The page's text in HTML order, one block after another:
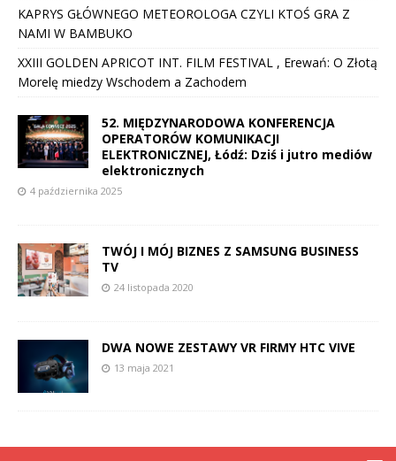
KAPRYS GŁÓWNEGO METEOROLOGA CZYLI KTOŚ GRA Z
NAMI W BAMBUKO
XXIII GOLDEN APRICOT INT. FILM FESTIVAL , Erewań: O Złotą
Morelę miedzy Wschodem a Zachodem
52. MIĘDZYNARODOWA KONFERENCJA
OPERATORÓW KOMUNIKACJI
ELEKTRONICZNEJ, Łódź: Dziś i jutro mediów
elektronicznych
4 października 2025
TWÓJ I MÓJ BIZNES Z SAMSUNG BUSINESS
TV
24 listopada 2020
DWA NOWE ZESTAWY VR FIRMY HTC VIVE
13 maja 2021